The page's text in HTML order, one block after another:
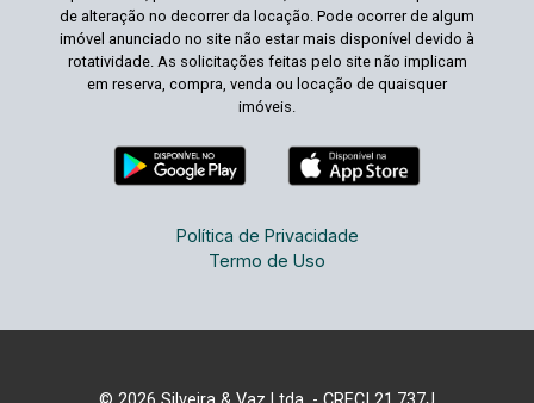
de alteração no decorrer da locação. Pode ocorrer de algum
imóvel anunciado no site não estar mais disponível devido à
rotatividade. As solicitações feitas pelo site não implicam
em reserva, compra, venda ou locação de quaisquer
imóveis.
Política de Privacidade
Termo de Uso